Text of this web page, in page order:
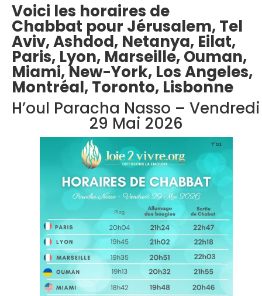
Voici les horaires de
Chabbat pour Jérusalem, Tel
Aviv, Ashdod, Netanya, Eilat,
Paris, Lyon, Marseille, Ouman,
Miami, New-York, Los Angeles,
Montréal, Toronto, Lisbonne
H’oul Paracha Nasso – Vendredi
29 Mai 2026